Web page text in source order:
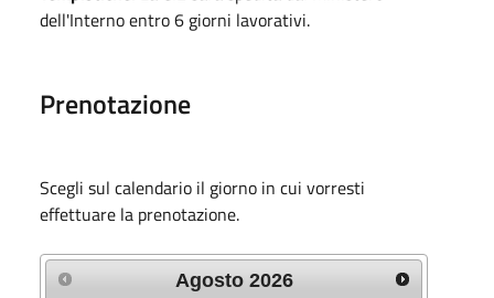
dell'Interno entro 6 giorni lavorativi.
Prenotazione
Scegli sul calendario il giorno in cui vorresti
effettuare la prenotazione.
Agosto 2026